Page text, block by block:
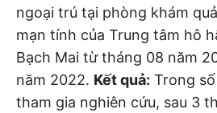
ngoại trú tại phòng khám
mạn tính của Trung tâm hô
Bạch Mai từ tháng 08 năm
năm 2022. Kết quả: Trong
tham gia nghiên cứu, sau 3